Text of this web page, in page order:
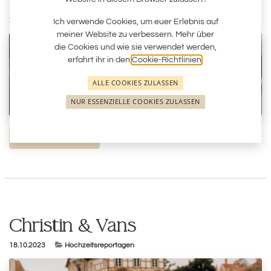
20.10.2023 Hochzeitsreportagen
Christin & Vans
18.10.2023 Hochzeitsreportagen
Ich verwende Cookies, um euer Erlebnis auf
meiner Website zu verbessern. Mehr über
die Cookies und wie sie verwendet werden,
erfahrt ihr in den Cookie-Richtlinien
ALLE COOKIES ZULASSEN
NUR ESSENZIELLE COOKIES ZULASSEN